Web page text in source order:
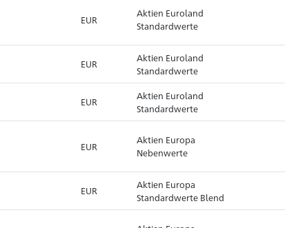
EUR
Aktien Euroland
Standardwerte
EUR
Aktien Euroland
Standardwerte
EUR
Aktien Euroland
Standardwerte
EUR
Aktien Europa
Nebenwerte
EUR
Aktien Europa
Standardwerte Blend